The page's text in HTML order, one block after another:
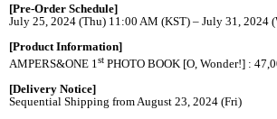
[Pre-Order Schedule]
July 25, 2024 (Thu) 11:00 AM (KST) – July 31, 2024
[Product Information]
AMPERS&ONE 1st PHOTO BOOK [O, Wonder!] :
[Delivery Notice]
Sequential Shipping from August 23, 2024 (Fri)